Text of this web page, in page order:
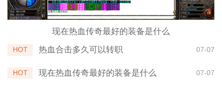
现在热血传奇最好的装备是什么
HOT 热血合击多久可以转职 07-07
HOT 现在热血传奇最好的装备是什么 07-07